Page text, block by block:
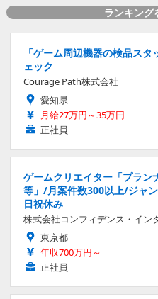
ランキング
「ゲーム周辺機器の検品ス
ェック
Courage Path株式会社
愛知県
月給27万円～35万円
正社員
ゲームクリエイター「プラン
等」/月案件数300以上/ジャ
日祝休み
株式会社コンフィデンス・イン
東京都
年収700万円～
正社員